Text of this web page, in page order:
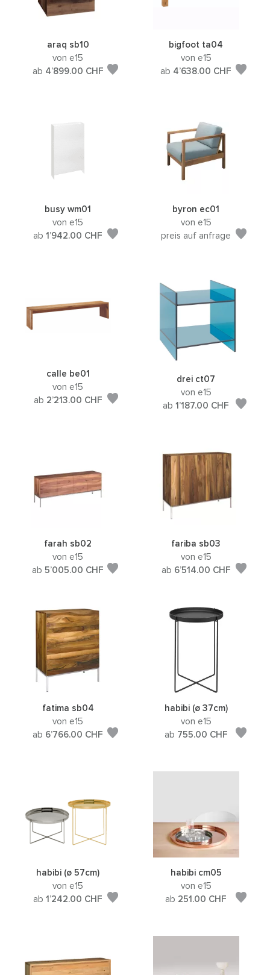
araq sb10
von e15
ab 4’899.00 CHF
bigfoot ta04
von e15
ab 4’638.00 CHF
busy wm01
von e15
ab 1’942.00 CHF
byron ec01
von e15
preis auf anfrage
calle be01
von e15
ab 2’213.00 CHF
drei ct07
von e15
ab1’187.00 CHF
farah sb02
von e15
ab 5’005.00 CHF
fariba sb03
von e15
ab 6’514.00 CHF
fatima sb04
von e15
ab 6’766.00 CHF
habibi (ø 37cm)
von e15
ab 755.00 CHF
habibi (ø 57cm)
von e15
ab 1’242.00 CHF
habibi cm05
von e15
ab 251.00 CHF